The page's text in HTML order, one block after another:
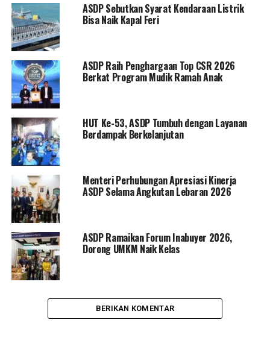
ASDP Sebutkan Syarat Kendaraan Listrik
Bisa Naik Kapal Feri
ASDP Raih Penghargaan Top CSR 2026
Berkat Program Mudik Ramah Anak
HUT Ke-53, ASDP Tumbuh dengan Layanan
Berdampak Berkelanjutan
Menteri Perhubungan Apresiasi Kinerja
ASDP Selama Angkutan Lebaran 2026
ASDP Ramaikan Forum Inabuyer 2026,
Dorong UMKM Naik Kelas
BERIKAN KOMENTAR